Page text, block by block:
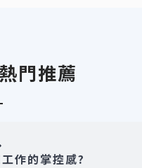
門推薦
作的掌控感?